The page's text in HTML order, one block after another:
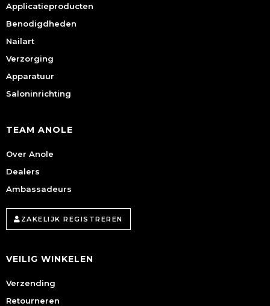
Applicatieproducten
Benodigdheden
Nailart
Verzorging
Apparatuur
Saloninrichting
TEAM ANOLE
Over Anole
Dealers
Ambassadeurs
ZAKELIJK REGISTREREN
VEILIG WINKELEN
Verzending
Retourneren